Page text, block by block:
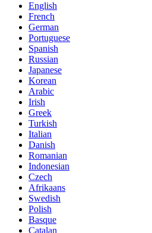
English
French
German
Portuguese
Spanish
Russian
Japanese
Korean
Arabic
Irish
Greek
Turkish
Italian
Danish
Romanian
Indonesian
Czech
Afrikaans
Swedish
Polish
Basque
Catalan